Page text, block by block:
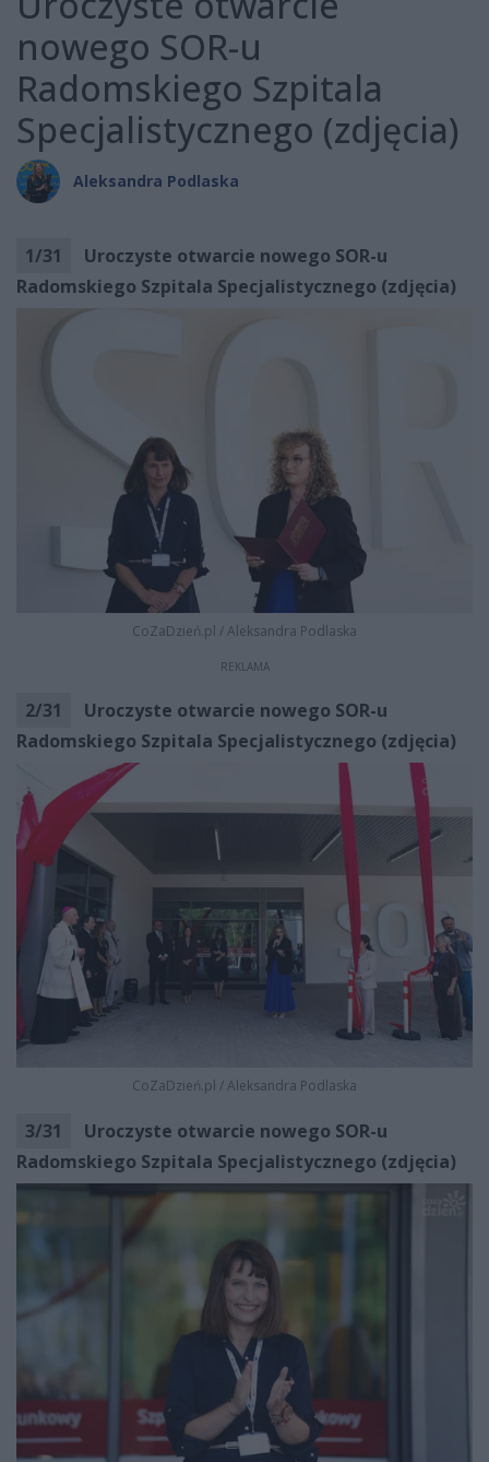
nowego SOR-u
Radomskiego Szpitala
Specjalistycznego (zdjęcia)
Aleksandra Podlaska
1/31
Uroczyste otwarcie nowego SOR-u
Radomskiego Szpitala Specjalistycznego (zdjęcia)
CoZaDzień.pl /Aleksandra Podlaska
REKLAMA
2/31
Uroczyste otwarcie nowego SOR-u
Radomskiego Szpitala Specjalistycznego (zdjęcia)
CoZaDzień.pl /Aleksandra Podlaska
3/31
Uroczyste otwarcie nowego SOR-u
Radomskiego Szpitala Specjalistycznego (zdjęcia)